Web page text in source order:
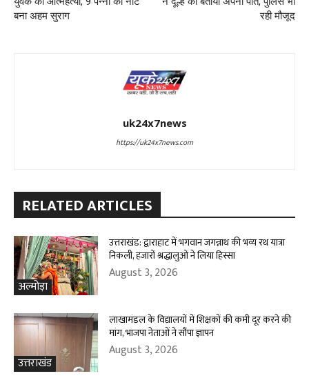
बना अहम सुराग
रही मौजूद
uk24x7news
https://uk24x7news.com
RELATED ARTICLES
अल्मोड़ा
उत्तराखंड: द्वाराहाट में भगवान जगन्नाथ की भव्य रथ यात्रा
निकली, हजारों श्रद्धालुओं ने लिया हिस्सा
August 3, 2026
उत्तराखंड
लाखामंडल के विद्यालयों में शिक्षकों की कमी दूर करने की
मांग, भाजपा नेताओं ने सौंपा ज्ञापन
August 3, 2026